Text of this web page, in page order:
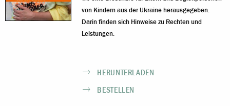
von Kindern aus der Ukraine herausgegeben.
Darin finden sich Hinweise zu Rechten und
Leistungen.
HERUNTERLADEN
BESTELLEN